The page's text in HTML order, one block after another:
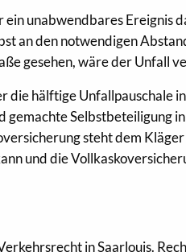
unabwendbares Ereignis
an den notwendigen
gesehen, wäre der Unfall
hälftige Unfallpauschale
gemachte Selbstbeteiligung
steht dem
und die
in Saarlouis.